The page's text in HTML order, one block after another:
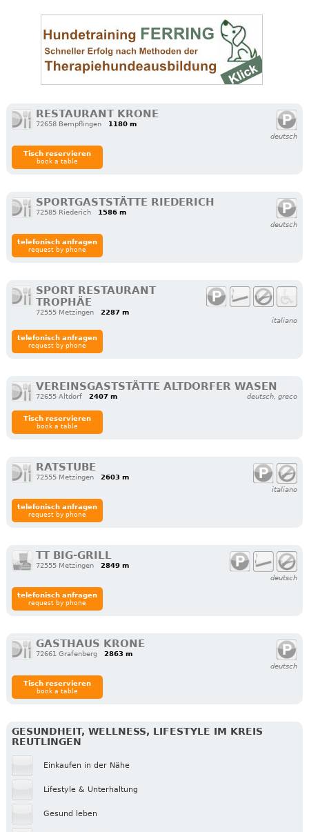
RESTAURANT KRONE
72658 Bempflingen
1180 m
deutsch
Tisch reservieren
book a table
SPORTGASTSTÄTTE RIEDERICH
72585 Riederich
1586 m
deutsch
telefonisch anfragen
request by phone
SPORT RESTAURANT
TROPHÄE
72555 Metzingen
2287 m
italiano
telefonisch anfragen
request by phone
VEREINSGASTSTÄTTE ALTDORFER WASEN
72655 Altdorf 2407 m deutsch, greco
Tisch reservieren
book a table
RATSTUBE
72555 Metzingen
2603 m
italiano
telefonisch anfragen
request by phone
TT BIG-GRILL
72555 Metzingen
2849 m
deutsch
telefonisch anfragen
request by phone
GASTHAUS KRONE
72661 Grafenberg
2863 m
deutsch
Tisch reservieren
book a table
GESUNDHEIT, WELLNESS, LIFESTYLE IM KREIS
REUTLINGEN
Einkaufen in der Nähe
Lifestyle & Unterhaltung
Gesund leben